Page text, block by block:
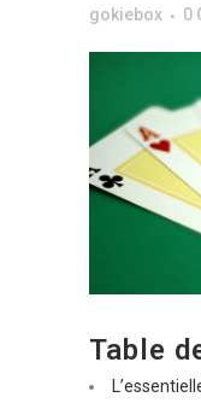
gokiebox
0
Table